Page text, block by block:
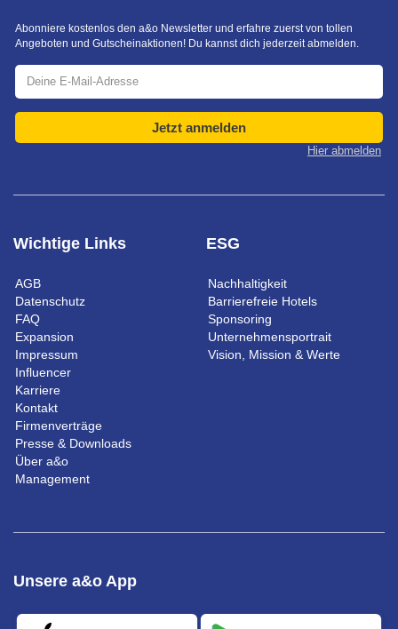
Wichtige Links
AGB
Datenschutz
FAQ
Expansion
Impressum
Influencer
Karriere
Kontakt
Firmenverträge
Presse & Downloads
Über a&o
Management
ESG
Nachhaltigkeit
Barrierefreie Hotels
Sponsoring
Unternehmensportrait
Vision, Mission & Werte
Abonniere kostenlos den a&o Newsletter und erfahre zuerst von tollen
Angeboten und Gutscheinaktionen! Du kannst dich jederzeit abmelden.
Jetzt anmelden
Hier abmelden
Unsere a&o App